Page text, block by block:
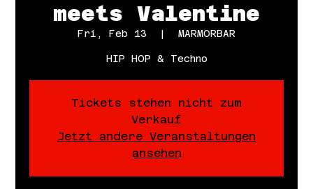
meets Valentine
Fri, Feb 13
  |
MARMORBAR
HIP HOP & Techno
Tickets stehen nicht zum
Verkauf
Jetzt andere Veranstaltungen
ansehen